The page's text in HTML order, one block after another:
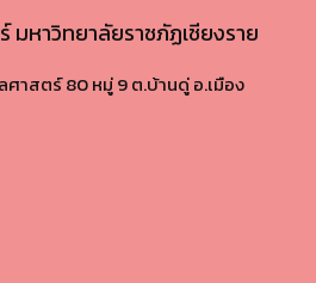
หาวิทยาลัยราชภัฏเชียงราย
าสตร์ 80 หมู่ 9 ต.บ้านดู่ อ.เมือง